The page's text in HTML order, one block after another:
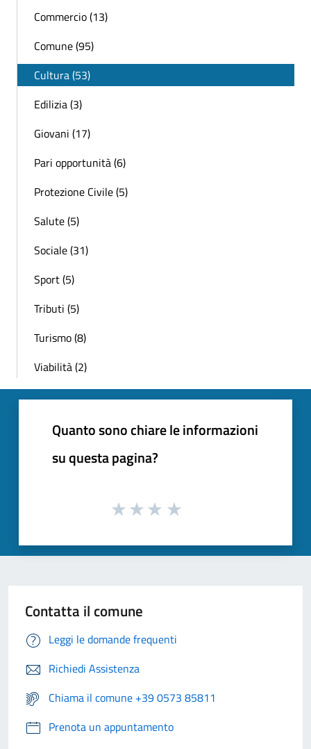
Commercio (13)
Comune (95)
Cultura (53)
Edilizia (3)
Giovani (17)
Pari opportunità (6)
Protezione Civile (5)
Salute (5)
Sociale (31)
Sport (5)
Tributi (5)
Turismo (8)
Viabilità (2)
Quanto sono chiare le informazioni
su questa pagina?
Contatta il comune
Leggi le domande frequenti
Richiedi Assistenza
Chiama il comune +39 0573 85811
Prenota un appuntamento